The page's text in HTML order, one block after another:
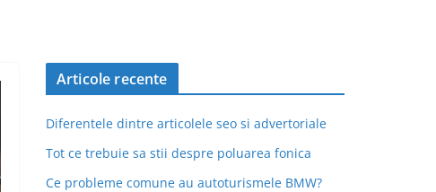
Articole recente
Diferentele dintre articolele seo si advertoriale
Tot ce trebuie sa stii despre poluarea fonica
Ce probleme comune au autoturismele BMW?